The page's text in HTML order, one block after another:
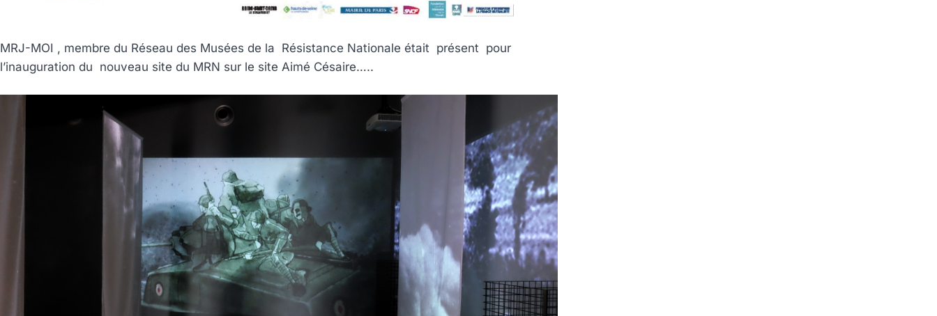
MRJ-MOI , membre du Réseau des Musées de la Résistance Nationale était présent pour
l’inauguration du nouveau site du MRN sur le site Aimé Césaire…..